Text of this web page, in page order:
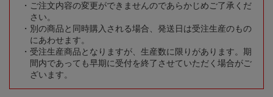
ご注文内容の変更ができませんのであらかじめご了承くだ
さい。
別の商品と同時購入される場合、発送日は受注生産のもの
にあわせます。
受注生産商品となりますが、生産数に限りがあります。期
間内であっても早期に受付を終了させていただく場合がご
ざいます。